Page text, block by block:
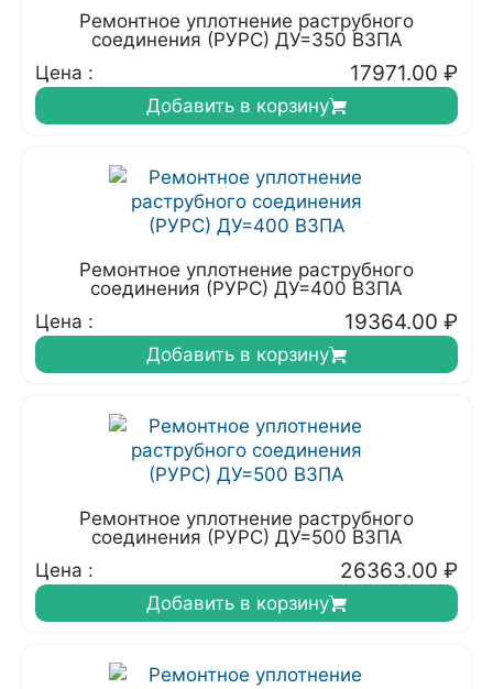
Ремонтное уплотнение раструбного
соединения (РУРС) ДУ=350 ВЗПА
Цена :
17971.00 ₽
Добавить в корзину
Ремонтное уплотнение раструбного
соединения (РУРС) ДУ=400 ВЗПА
Цена :
19364.00 ₽
Добавить в корзину
Ремонтное уплотнение раструбного
соединения (РУРС) ДУ=500 ВЗПА
Цена :
26363.00 ₽
Добавить в корзину